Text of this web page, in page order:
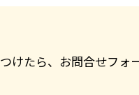
けたら、お問合せフォ